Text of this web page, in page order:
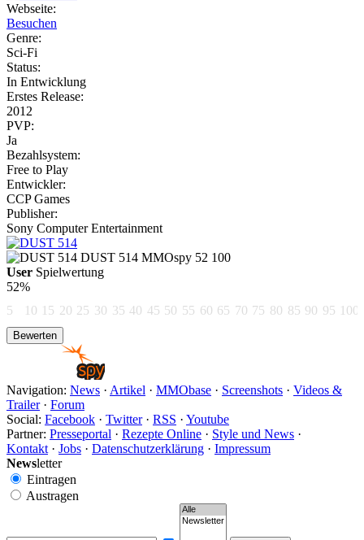
Webseite:
Besuchen
Genre:
Sci-Fi
Status:
In Entwicklung
Erstes Release:
2012
PVP:
Ja
Bezahlsystem:
Free to Play
Entwickler:
CCP Games
Publisher:
Sony Computer Entertainment
DUST 514 MMOspy 52 100
User Spielwertung
52%
5
10 15 20 25 30 35 40 45 50 55 60 65 70 75 80 85 90 95 100
Navigation: News · Artikel · MMObase · Screenshots · Videos &
Trailer· Forum
Social: Facebook · Twitter· RSS · Youtube
Partner: Presseportal · Rezepte Online · Style und News ·
Kontakt · Jobs · Datenschutzerklärung · Impressum
Newsletter
Eintragen
Austragen